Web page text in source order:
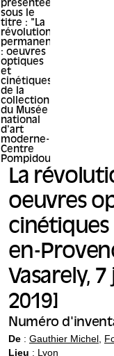
La
oeuvres
cinétiques
en-
Vasarely,
2019]
Numéro
De : Gauthier Michel
Lieu : Lyon